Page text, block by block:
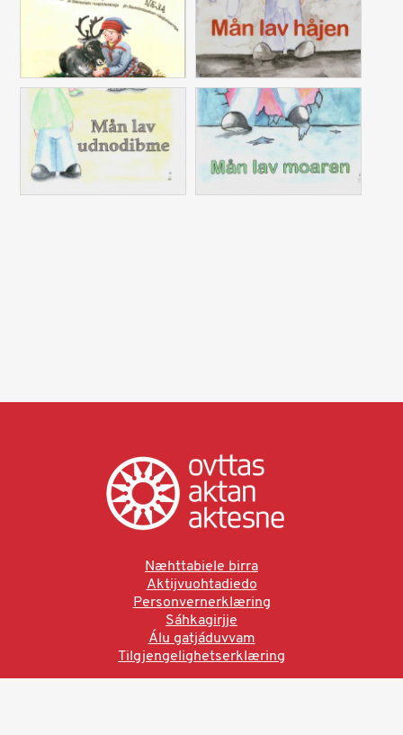
Næhttabiele birra
Aktijvuohtadiedo
Personvernerklæring
Sáhkagirjje
Álu gatjáduvvam
Tilgjengelighetserklæring